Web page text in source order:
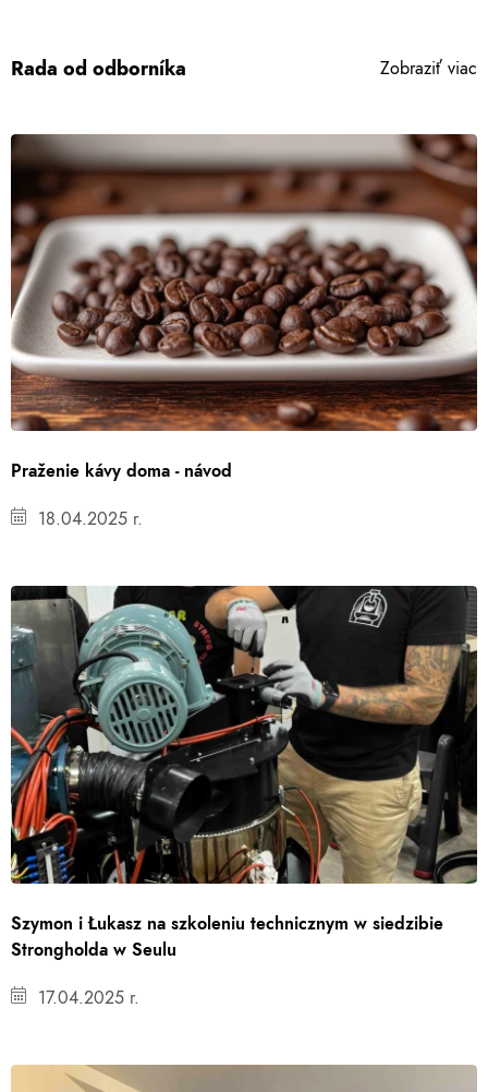
Rada od odborníka Zobraziť viac
Praženie kávy doma - návod
18.04.2025 r.
Szymon i Łukasz na szkoleniu technicznym w siedzibie
Strongholda w Seulu
17.04.2025 r.